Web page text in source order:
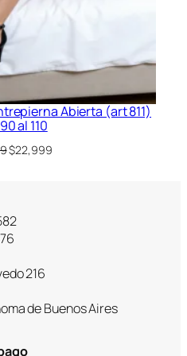
Abierta (art 811)
al 110
El
$22,999El
216
de Buenos Aires